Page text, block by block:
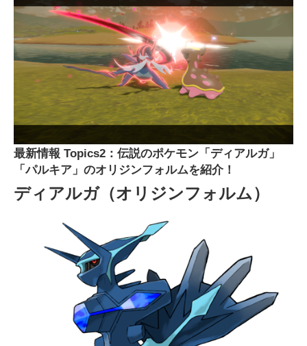
最新情報 Topics2：伝説のポケモン「ディアルガ」
「パルキア」のオリジンフォルムを紹介！
ディアルガ（オリジンフォルム）